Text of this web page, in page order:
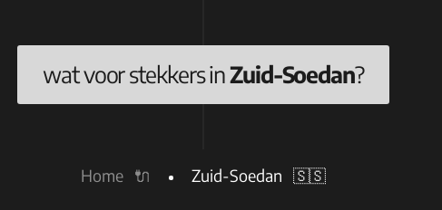
wat voor stekkers inZuid-Soedan?
Home 🔌 Zuid-Soedan 🇸🇸